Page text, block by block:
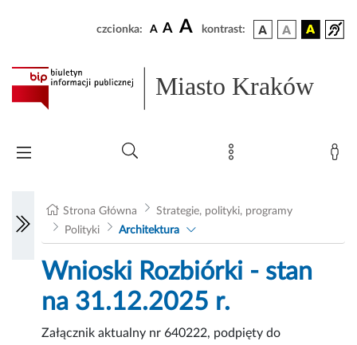
czcionka: A A A kontrast:
Miasto Kraków
Strona Główna
Strategie, polityki, programy
Polityki
Architektura
Wnioski Rozbiórki - stan
na 31.12.2025 r.
Załącznik aktualny nr 640222, podpięty do